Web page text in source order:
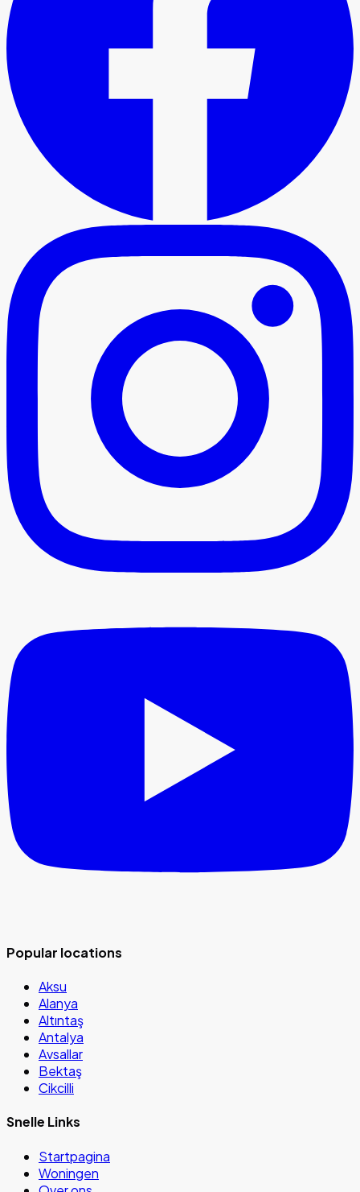
Popular locations
Aksu
Alanya
Altıntaş
Antalya
Avsallar
Bektaş
Cikcilli
Snelle Links
Startpagina
Woningen